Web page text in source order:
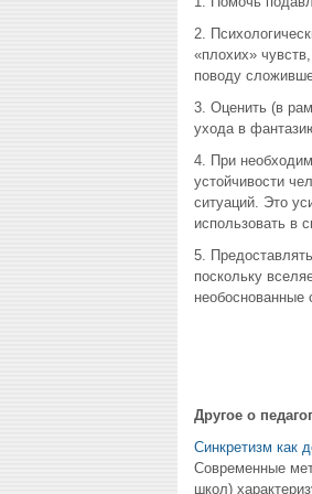
2.
«плохих»
поводу
3. Оценить (в
ухода в
4. При
устойчивости
ситуаций. Это
использовать в
5.
поскольку
необоснованные
Другое о
Синкретизм как
Современные
школ)